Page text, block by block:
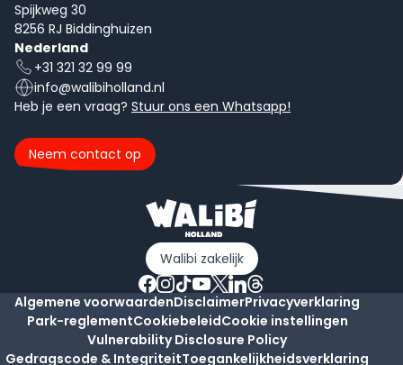
Spijkweg 30
8256 RJ Biddinghuizen
Nederland
+31 321 32 99 99
info@walibiholland.nl
Heb je een vraag? Stuur ons een Whatsapp!
Neem contact op
Walibi zakelijk
Algemene voorwaardenDisclaimerPrivacyverklaring
Park-reglementCookiebeleidCookie instellingen
Vulnerability Disclosure Policy
Gedragscode & IntegriteitToegankelijkheidsverklaring